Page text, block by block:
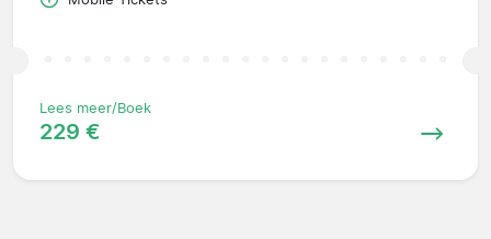
Lees meer/Boek
229 €